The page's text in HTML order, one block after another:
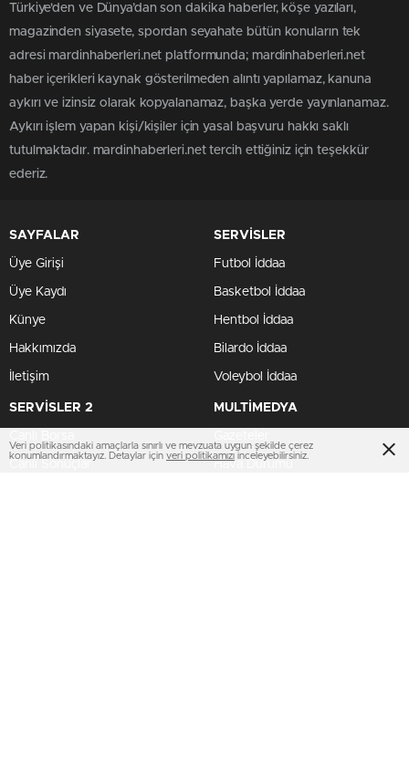
Türkiye'den ve Dünya’dan son dakika haberler, köşe yazıları,
magazinden siyasete, spordan seyahate bütün konuların tek
adresi mardinhaberleri.net platformunda; mardinhaberleri.net
haber içerikleri kaynak gösterilmeden alıntı yapılamaz, kanuna
aykırı ve izinsiz olarak kopyalanamaz, başka yerde yayınlanamaz.
Aykırı işlem yapan kişi/kişiler için yasal başvuru hakkı saklı
tutulmaktadır. mardinhaberleri.net tercih ettiğiniz için teşekkür
ederiz.
SAYFALAR
Üye Girişi
Üye Kaydı
Künye
Hakkımızda
İletişim
SERVİSLER
Futbol İddaa
Basketbol İddaa
Hentbol İddaa
Bilardo İddaa
Voleybol İddaa
SERVİSLER 2 MULTİMEDYA
Hava Durumu
Veri politikasındaki amaçlarla sınırlı ve mevzuata uygun şekilde çerez
konumlandırmaktayız. Detaylar için veri politikamızı inceleyebilirsiniz.